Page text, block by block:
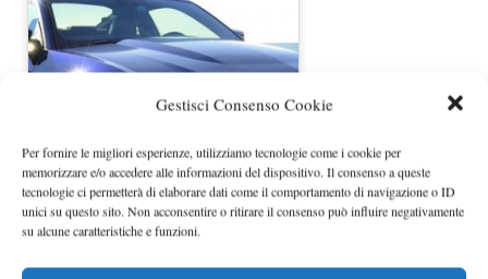
Gestisci Consenso Cookie
Per fornire le migliori esperienze, utilizziamo tecnologie come i cookie per
memorizzare e/o accedere alle informazioni del dispositivo. Il consenso a queste
tecnologie ci permetterà di elaborare dati come il comportamento di navigazione o ID
unici su questo sito. Non acconsentire o ritirare il consenso può influire negativamente
su alcune caratteristiche e funzioni.
Ford Mustang GT V8 5.0 412 CV